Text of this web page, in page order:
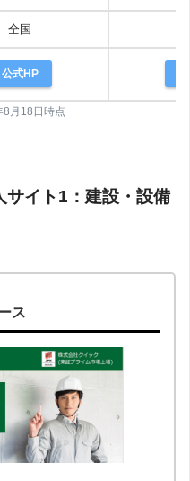
全国
公式HP
月18日時点
サイト1：建設・設備
ス